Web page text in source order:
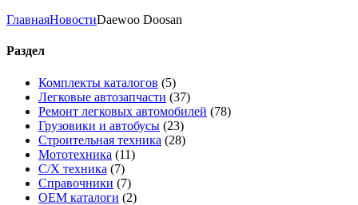
ГлавнаяНовостиDaewoo Doosan
Раздел
Комплекты каталогов (5)
Легковые автозапчасти (37)
Ремонт легковых автомобилей (78)
Грузовики и автобусы (23)
Строительная техника (28)
Мототехника (11)
С/Х техника (7)
Справочники (7)
OEM каталоги (2)